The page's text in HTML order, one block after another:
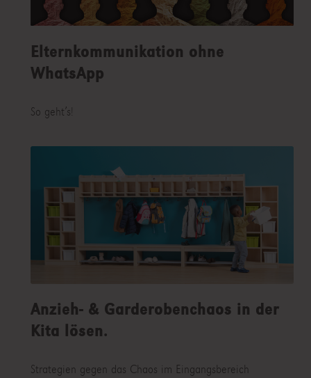
Elternkommunikation ohne
WhatsApp
So geht’s!
Anzieh- & Garderobenchaos in der
Kita lösen.
Strategien gegen das Chaos im Eingangsbereich